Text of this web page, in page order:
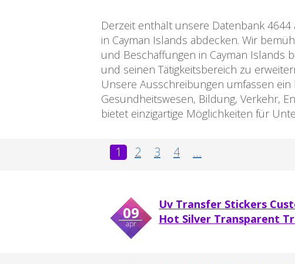
Derzeit enthält unsere Datenbank
in Cayman Islands abdecken. Wir
und Beschaffungen in Cayman
und seinen Tätigkeitsbereich zu
Unsere Ausschreibungen umfassen
Gesundheitswesen, Bildung, Verkehr,
bietet einzigartige Möglichkeiten für
1 2 3 4 ...
09
apr
Uv Transfer Stickers
Hot Silver Transparent